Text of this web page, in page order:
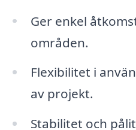
Ger enkel
områden.
Flexibilitet i
av projekt.
Stabilitet och